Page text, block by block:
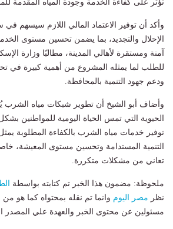
تؤثر على كفاءة الخدمة وجودة المياه المقدمة
وأكد أن توفير الاعتماد المالي اللازم سيسهم في
الإحلال والتجديد، بما يضمن تحسين مستوى
آمنة ومستقرة لأهالي المدينة، مطالبًا وزارة
للطلب لما يمثله المشروع من أهمية كبيرة في
ودعم جهود التنمية بالمحافظة.
وأضاف أبو الشيخ أن تطوير شبكات مياه الشرب
الحيوية التي تمس الحياة اليومية للمواطنين
توفير خدمات مياه الشرب بالكفاءة المطلوبة
التنمية المستدامة وتحسين مستوى المعيشة،
تعاني من مشكلات متكررة.
ملحوظة: مضمون هذا الخبر تم كتابته بواسطة
نظر مصر اليوم وانما تم نقله بمحتواه كما هو من
مسئولين عن محتوى الخبر والعهدة علي المصدر